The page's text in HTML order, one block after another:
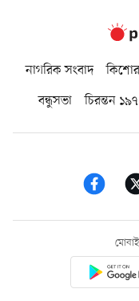
নাগরিক সংবাদ
বন্ধুসভা
চিরন্তন